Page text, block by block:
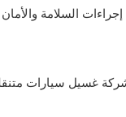
إجراءات السلامة
شركة غسيل سيارات